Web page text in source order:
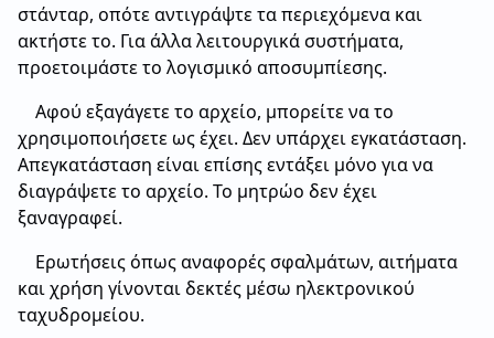
στάνταρ, οπότε αντιγράψτε τα περιεχόμενα και
ακτήστε το. Για άλλα λειτουργικά συστήματα,
προετοιμάστε το λογισμικό αποσυμπίεσης.
Αφού εξαγάγετε το αρχείο, μπορείτε να το
χρησιμοποιήσετε ως έχει. Δεν υπάρχει εγκατάσταση.
Απεγκατάσταση είναι επίσης εντάξει μόνο για να
διαγράψετε το αρχείο. Το μητρώο δεν έχει
ξαναγραφεί.
Ερωτήσεις όπως αναφορές σφαλμάτων, αιτήματα
και χρήση γίνονται δεκτές μέσω ηλεκτρονικού
ταχυδρομείου.